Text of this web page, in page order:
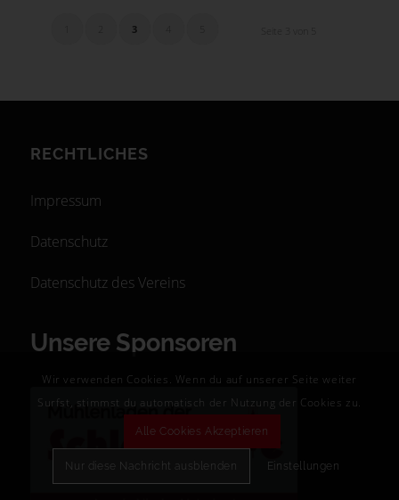
3
RECHTLICHES
Impressum
Datenschutz
Datenschutz des Vereins
Unsere Sponsoren
Wir verwenden Cookies. Wenn du auf unserer Seite weiter
Surfst, stimmst du automatisch der Nutzung der Cookies zu.
Alle Cookies Akzeptieren
Nur diese Nachricht ausblenden Einstellungen